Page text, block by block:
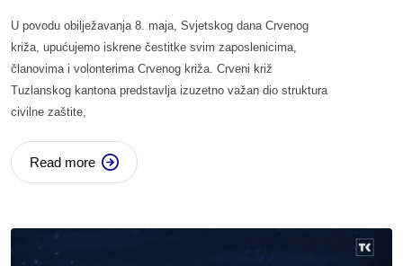
U povodu obilježavanja 8. maja, Svjetskog dana Crvenog
križa, upućujemo iskrene čestitke svim zaposlenicima,
članovima i volonterima Crvenog križa. Crveni križ
Tuzlanskog kantona predstavlja izuzetno važan dio struktura
civilne zaštite,
Read more